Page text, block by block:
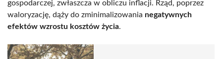
gospodarczej, zwłaszcza w obliczu inflacji. Rząd, poprzez
waloryzację, dąży do zminimalizowania negatywnych
efektów wzrostu kosztów życia.